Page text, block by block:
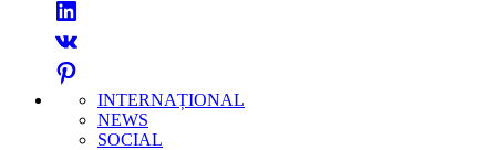
INTERNAȚIONAL
NEWS
SOCIAL